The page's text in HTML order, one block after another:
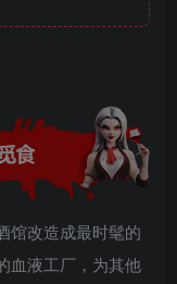
馆改造成最时髦的
血液工厂，为其他